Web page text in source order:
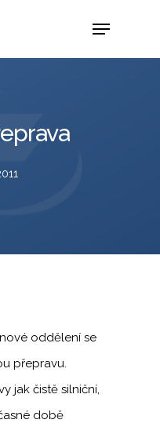
nové oddělení se
přepravu.
jak čistě silniční,
době